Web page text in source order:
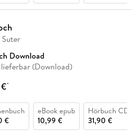
Download
(Download)
*
€
eBook epub
10,99 €
Hörbuch CD
31,90 €